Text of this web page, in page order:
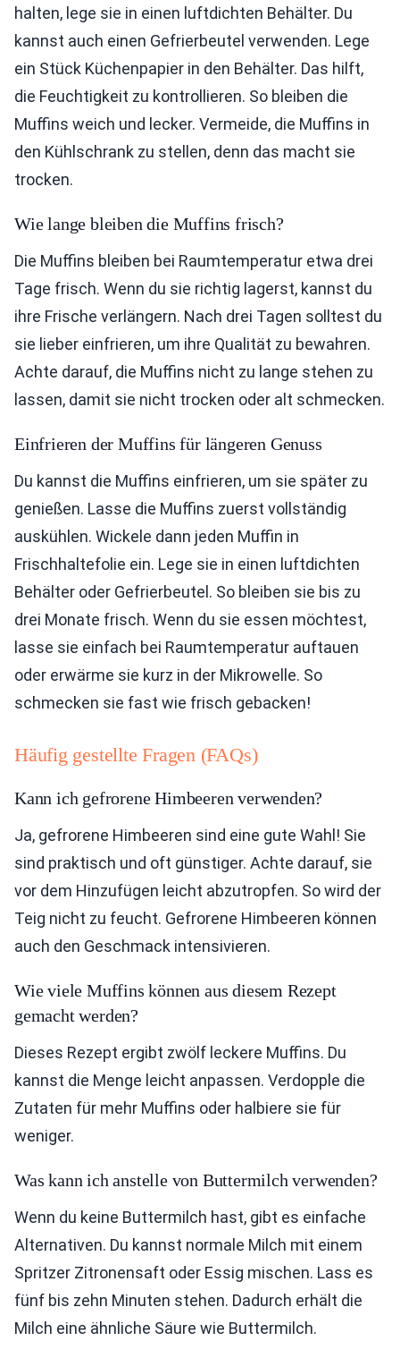
halten, lege sie in einen luftdichten Behälter. Du
kannst auch einen Gefrierbeutel verwenden. Lege
ein Stück Küchenpapier in den Behälter. Das hilft,
die Feuchtigkeit zu kontrollieren. So bleiben die
Muffins weich und lecker. Vermeide, die Muffins in
den Kühlschrank zu stellen, denn das macht sie
trocken.
Wie lange bleiben die Muffins frisch?
Die Muffins bleiben bei Raumtemperatur etwa drei
Tage frisch. Wenn du sie richtig lagerst, kannst du
ihre Frische verlängern. Nach drei Tagen solltest du
sie lieber einfrieren, um ihre Qualität zu bewahren.
Achte darauf, die Muffins nicht zu lange stehen zu
lassen, damit sie nicht trocken oder alt schmecken.
Einfrieren der Muffins für längeren Genuss
Du kannst die Muffins einfrieren, um sie später zu
genießen. Lasse die Muffins zuerst vollständig
auskühlen. Wickele dann jeden Muffin in
Frischhaltefolie ein. Lege sie in einen luftdichten
Behälter oder Gefrierbeutel. So bleiben sie bis zu
drei Monate frisch. Wenn du sie essen möchtest,
lasse sie einfach bei Raumtemperatur auftauen
oder erwärme sie kurz in der Mikrowelle. So
schmecken sie fast wie frisch gebacken!
Häufig gestellte Fragen (FAQs)
Kann ich gefrorene Himbeeren verwenden?
Ja, gefrorene Himbeeren sind eine gute Wahl! Sie
sind praktisch und oft günstiger. Achte darauf, sie
vor dem Hinzufügen leicht abzutropfen. So wird der
Teig nicht zu feucht. Gefrorene Himbeeren können
auch den Geschmack intensivieren.
Wie viele Muffins können aus diesem Rezept
gemacht werden?
Dieses Rezept ergibt zwölf leckere Muffins. Du
kannst die Menge leicht anpassen. Verdopple die
Zutaten für mehr Muffins oder halbiere sie für
weniger.
Was kann ich anstelle von Buttermilch verwenden?
Wenn du keine Buttermilch hast, gibt es einfache
Alternativen. Du kannst normale Milch mit einem
Spritzer Zitronensaft oder Essig mischen. Lass es
fünf bis zehn Minuten stehen. Dadurch erhält die
Milch eine ähnliche Säure wie Buttermilch.